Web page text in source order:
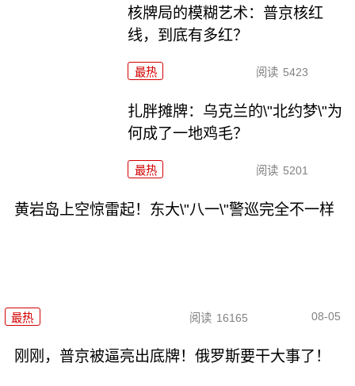
核牌局的模糊艺术：普京核红
线，到底有多红？
最热 阅读 5423
扎胖摊牌：乌克兰的\"北约梦\"为
何成了一地鸡毛？
最热 阅读 5201
黄岩岛上空惊雷起！东大\"八一\"警巡完全不一样
最热 阅读 16165 08-05
刚刚，普京被逼亮出底牌！俄罗斯要干大事了！